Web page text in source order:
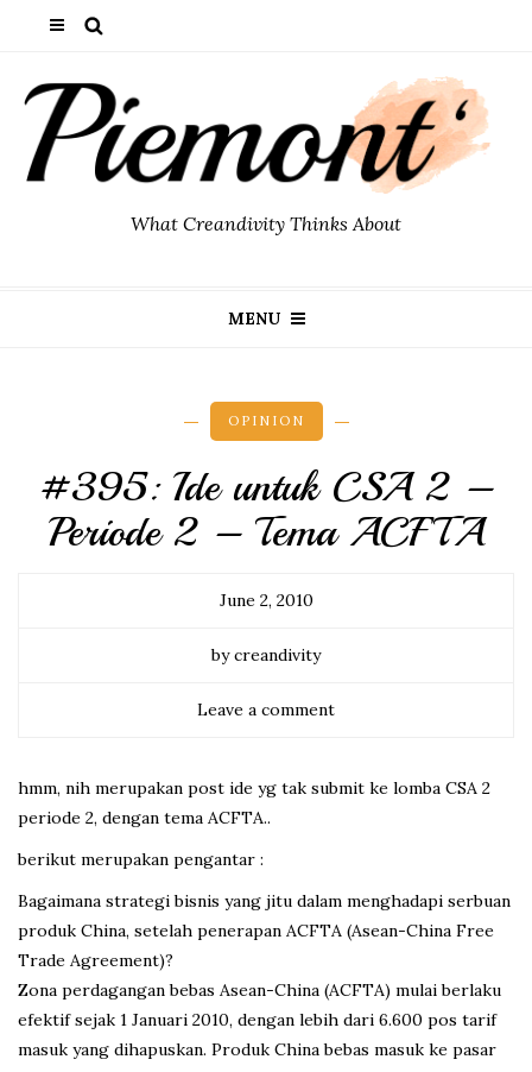
What Creandivity Thinks About
MENU
OPINION
#395: Ide untuk CSA 2 –
Periode 2 – Tema ACFTA
June 2, 2010
by creandivity
Leave a comment
hmm, nih merupakan post ide yg tak submit ke lomba CSA 2
periode 2, dengan tema ACFTA..
berikut merupakan pengantar :
Bagaimana strategi bisnis yang jitu dalam menghadapi serbuan
produk China, setelah penerapan ACFTA (Asean-China Free
Trade Agreement)?
Zona perdagangan bebas Asean-China (ACFTA) mulai berlaku
efektif sejak 1 Januari 2010, dengan lebih dari 6.600 pos tarif
masuk yang dihapuskan. Produk China bebas masuk ke pasar